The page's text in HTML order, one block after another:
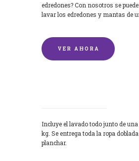
edredones? Con nosotros se
lavar los edredones y mantas de
VER AHORA
Incluye el lavado todo junto de
kg. Se entrega toda la ropa
planchar.